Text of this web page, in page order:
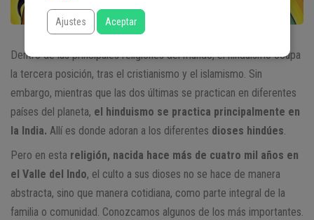
Dentro de las principales religiones del mundo, el hinduismo ocupa
la tercera posición, tras el cristianismo y el islamismo. Sin
embargo, mientras que las dos últimas se practican en diferentes
países del planeta, el hinduismo se practica principalmente en
la India. Allí es donde adoran a los diferentes dioses hindúes
Pero en esta religión, nacida hace más de cuatro mil años en
el Valle del Indo, el culto a sus dioses no se hace de manera
abstracta, sino que manera cotidiana, como parte integral de la
familia o comunidad. Conozcamos algunos de los más importantes.
Ajustes Aceptar